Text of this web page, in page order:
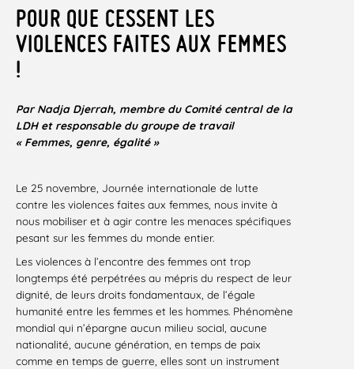
POUR QUE CESSENT LES
VIOLENCES FAITES AUX FEMMES
!
Par Nadja Djerrah, membre du Comité central de la
LDH et responsable du groupe de travail
« Femmes, genre, égalité »
Le 25 novembre, Journée internationale de lutte
contre les violences faites aux femmes, nous invite à
nous mobiliser et à agir contre les menaces spécifiques
pesant sur les femmes du monde entier.
Les violences à l’encontre des femmes ont trop
longtemps été perpétrées au mépris du respect de leur
dignité, de leurs droits fondamentaux, de l’égale
humanité entre les femmes et les hommes. Phénomène
mondial qui n’épargne aucun milieu social, aucune
nationalité, aucune génération, en temps de paix
comme en temps de guerre, elles sont un instrument